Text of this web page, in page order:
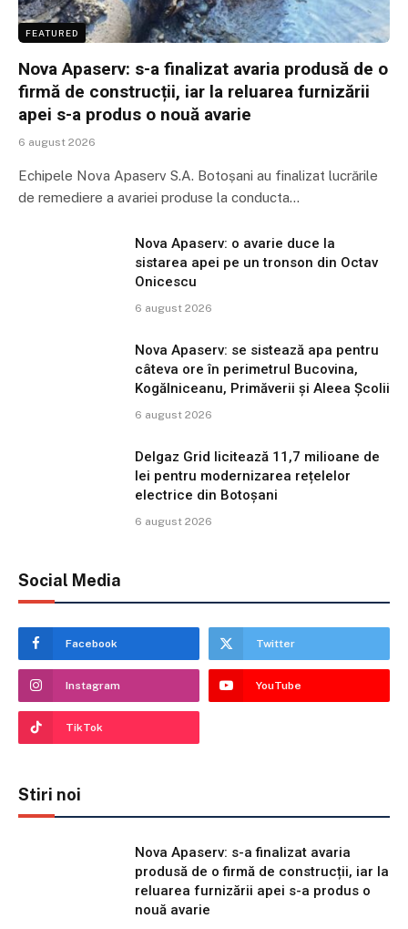
FEATURED
Nova Apaserv: s-a finalizat avaria produsă de o
firmă de construcții, iar la reluarea furnizării
apei s-a produs o nouă avarie
6 august 2026
Echipele Nova Apaserv S.A. Botoșani au finalizat lucrările
de remediere a avariei produse la conducta…
Nova Apaserv: o avarie duce la
sistarea apei pe un tronson din Octav
Onicescu
6 august 2026
Nova Apaserv: se sistează apa pentru
câteva ore în perimetrul Bucovina,
Kogălniceanu, Primăverii și Aleea Școlii
6 august 2026
Delgaz Grid licitează 11,7 milioane de
lei pentru modernizarea rețelelor
electrice din Botoșani
6 august 2026
Social Media
Facebook Twitter
Instagram YouTube
TikTok
Stiri noi
Nova Apaserv: s-a finalizat avaria
produsă de o firmă de construcții, iar la
reluarea furnizării apei s-a produs o
nouă avarie